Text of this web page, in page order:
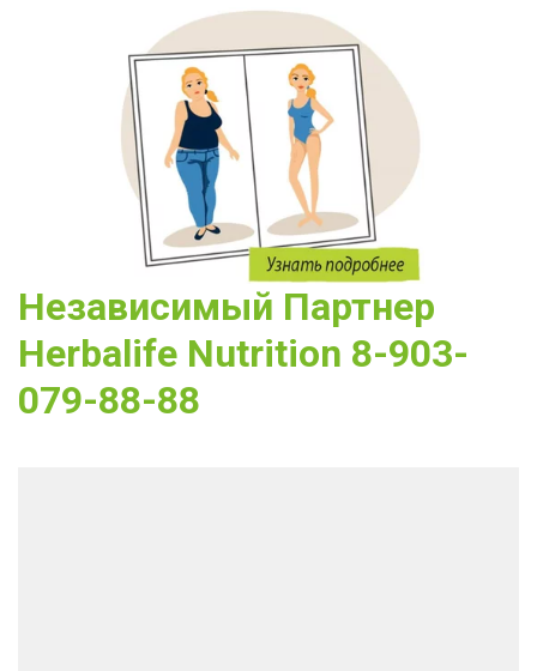
Независимый Партнер
Herbalife Nutrition 8-903-
079-88-88